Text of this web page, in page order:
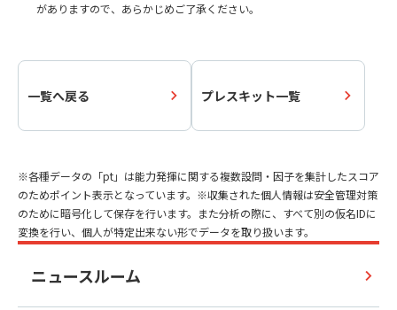
がありますので、あらかじめご了承ください。
一覧へ戻る プレスキット一覧
※各種データの「pt」は能力発揮に関する複数設問・因子を集計したスコア
のためポイント表示となっています。※収集された個人情報は安全管理対策
のために暗号化して保存を行います。また分析の際に、すべて別の仮名IDに
変換を行い、個人が特定出来ない形でデータを取り扱います。
ニュースルーム